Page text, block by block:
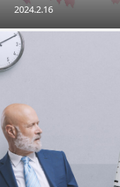
2024.2.16